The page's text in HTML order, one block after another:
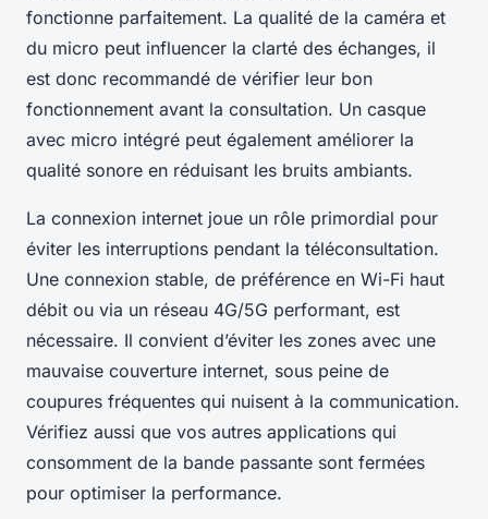
fonctionne parfaitement. La qualité de la caméra et
du micro peut influencer la clarté des échanges, il
est donc recommandé de vérifier leur bon
fonctionnement avant la consultation. Un casque
avec micro intégré peut également améliorer la
qualité sonore en réduisant les bruits ambiants.
La connexion internet joue un rôle primordial pour
éviter les interruptions pendant la téléconsultation.
Une connexion stable, de préférence en Wi-Fi haut
débit ou via un réseau 4G/5G performant, est
nécessaire. Il convient d’éviter les zones avec une
mauvaise couverture internet, sous peine de
coupures fréquentes qui nuisent à la communication.
Vérifiez aussi que vos autres applications qui
consomment de la bande passante sont fermées
pour optimiser la performance.